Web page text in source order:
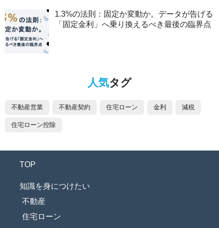
1.3%の法則：固定か変動か。データが告げる
「固定金利」へ乗り換えるべき最後の臨界点
人気タグ
不動産営業 不動産契約 住宅ローン 金利 減税
住宅ローン控除
TOP
知識を身につけたい
不動産
住宅ローン